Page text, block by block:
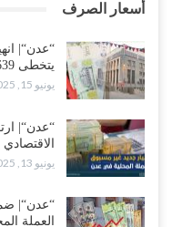
أسعار الصرف
“عدن“|
يتخطى 2639…
يونيو 15, 2025
“عدن“|
يونيو 13, 2025
“عدن“|
العملة